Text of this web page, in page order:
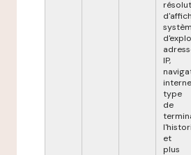
IP,
type
de
et
plus